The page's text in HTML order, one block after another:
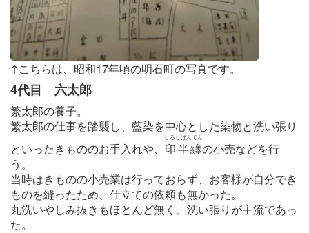
↑こちらは、昭和17年頃の明石町の写真です。
4代目 六太郎
繁太郎の養子。
繁太郎の仕事を踏襲し、藍染を中心とした染物と洗い張り
といったきもののお手入れや、 印半纏
しるしばんてん
の小売などを行
う。
当時はきものの小売業は行っておらず、お客様が自分でき
ものを縫ったため、仕立ての依頼も無かった。
丸洗いやしみ抜きもほとんど無く、洗い張りが主流であっ
た。